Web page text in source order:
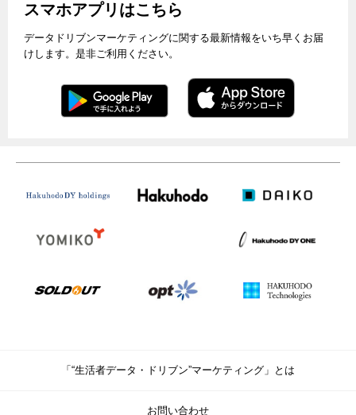
スマホアプリはこちら
データドリブンマーケティングに関する最新情報をいち早くお届
けします。是非ご利用ください。
「“生活者データ・ドリブン”マーケティング」とは
お問い合わせ